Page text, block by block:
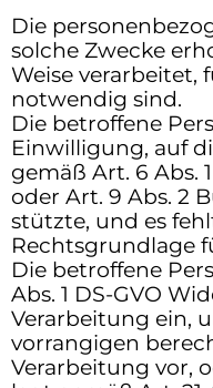
Die
solche Zwecke
Weise verarbeitet,
notwendig sind.
Die betroffene
Einwilligung, auf
gemäß Art. 6 Abs.
oder Art. 9 Abs. 2
stützte, und es
Rechtsgrundlage
Die betroffene
Abs. 1 DS-GVO
Verarbeitung ein,
vorrangigen
Verarbeitung vor,